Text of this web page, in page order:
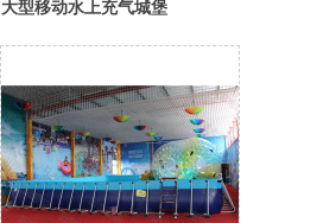
大型移动水上充气城堡